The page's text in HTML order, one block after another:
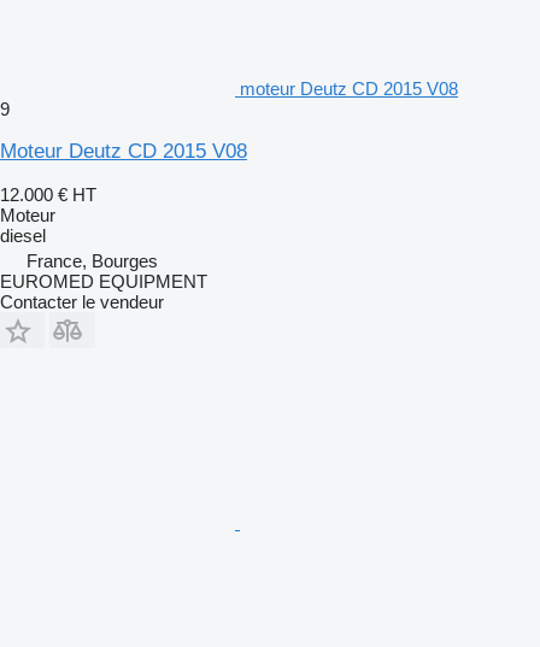
moteur Deutz CD 2015 V08
9
Moteur Deutz CD 2015 V08
12.000 € HT
Moteur
diesel
France, Bourges
EUROMED EQUIPMENT
Contacter le vendeur